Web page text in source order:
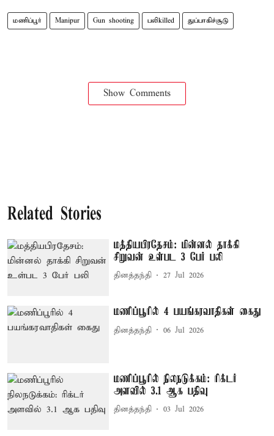
மணிப்பூர் Manipur Gun shooting பலிkilled துப்பாகிச்சூடு
Show Comments
Related Stories
மத்தியபிரதேசம்: மின்னல் தாக்கி
சிறுவன் உள்பட 3 பேர் பலி
தினத்தந்தி 27 Jul 2026
மணிப்பூரில் 4 பயங்கரவாதிகள் கைது
தினத்தந்தி 06 Jul 2026
மணிப்பூரில் நிலநடுக்கம்: ரிக்டர்
அளவில் 3.1 ஆக பதிவு
தினத்தந்தி 03 Jul 2026